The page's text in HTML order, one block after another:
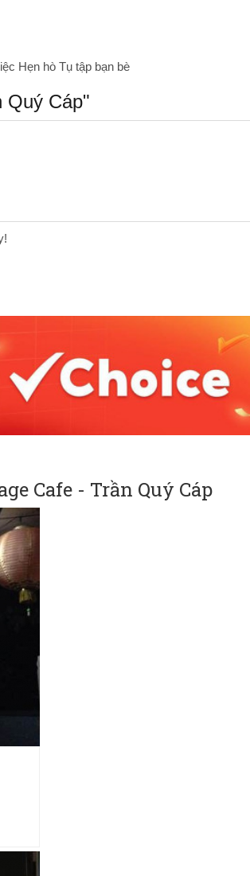
Hẹn hò Tụ tập bạn bè
Quý Cáp"
Cafe - Trần Quý Cáp